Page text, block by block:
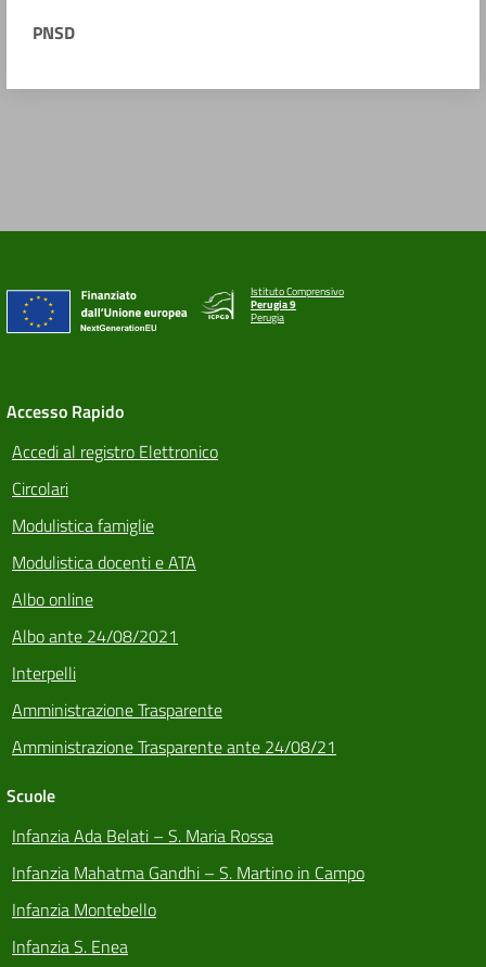
PNSD
Istituto Comprensivo
Perugia 9
Perugia
Accesso Rapido
Accedi al registro Elettronico
Circolari
Modulistica famiglie
Modulistica docenti e ATA
Albo online
Albo ante 24/08/2021
Interpelli
Amministrazione Trasparente
Amministrazione Trasparente ante 24/08/21
Scuole
Infanzia Ada Belati – S. Maria Rossa
Infanzia Mahatma Gandhi – S. Martino in Campo
Infanzia Montebello
Infanzia S. Enea